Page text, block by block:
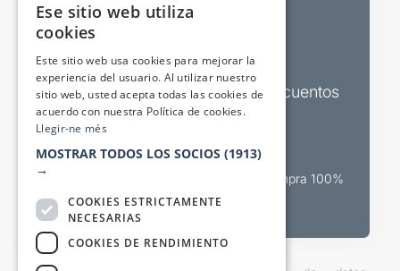
Promociones
Sorteos exclusivos
Boletines de actualidad y descuentos
Valora espectáculos
Canal oficial de venta teatral Compra 100%
segura
Ese sitio web utiliza
cookies
Este sitio web usa cookies para mejorar la
experiencia del usuario. Al utilizar nuestro
sitio web, usted acepta todas las cookies de
acuerdo con nuestra Política de cookies.
Llegir-ne més
MOSTRAR TODOS LOS SOCIOS (1913)
→
COOKIES ESTRICTAMENTE
NECESARIAS
COOKIES DE RENDIMIENTO